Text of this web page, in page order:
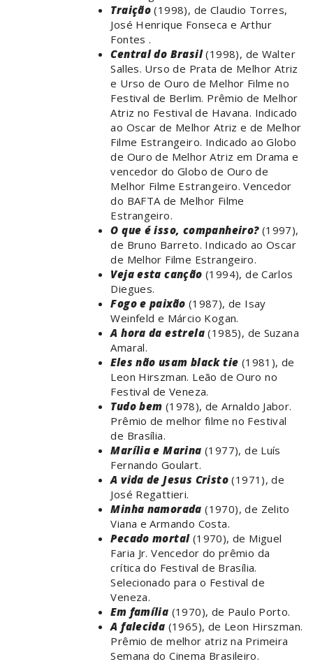
Traição (1998), de Claudio Torres,
José Henrique Fonseca e Arthur
Fontes .
Central do Brasil(1998), de Walter
Salles. Urso de Prata de Melhor Atriz
e Urso de Ouro de Melhor Filme no
Festival de Berlim. Prêmio de Melhor
Atriz no Festival de Havana. Indicado
ao Oscar de Melhor Atriz e de Melhor
Filme Estrangeiro. Indicado ao Globo
de Ouro de Melhor Atriz em Drama e
vencedor do Globo de Ouro de
Melhor Filme Estrangeiro. Vencedor
do BAFTA de Melhor Filme
Estrangeiro.
O que é isso, companheiro? (1997),
de Bruno Barreto. Indicado ao Oscar
de Melhor Filme Estrangeiro.
Veja esta canção (1994), de Carlos
Diegues.
Fogo e paixão (1987), de Isay
Weinfeld e Márcio Kogan.
A hora da estrela (1985), de Suzana
Amaral.
Eles não usam black tie (1981), de
Leon Hirszman. Leão de Ouro no
Festival de Veneza.
Tudo bem (1978), de Arnaldo Jabor.
Prêmio de melhor filme no Festival
de Brasília.
Marília e Marina (1977), de Luís
Fernando Goulart.
A vida de Jesus Cristo(1971), de
José Regattieri.
Minha namorada (1970), de Zelito
Viana e Armando Costa.
Pecado mortal(1970), de Miguel
Faria Jr. Vencedor do prêmio da
crítica do Festival de Brasília.
Selecionado para o Festival de
Veneza.
Em família (1970), de Paulo Porto.
A falecida (1965), de Leon Hirszman.
Prêmio de melhor atriz na Primeira
Semana do Cinema Brasileiro.